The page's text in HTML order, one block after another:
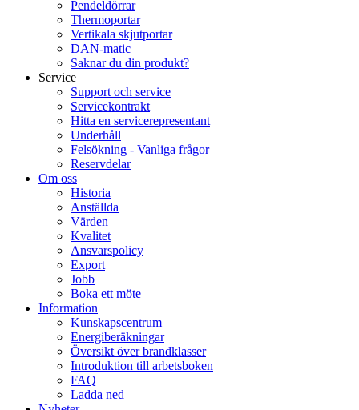
Pendeldörrar
Thermoportar
Vertikala skjutportar
DAN-matic
Saknar du din produkt?
Service
Support och service
Servicekontrakt
Hitta en servicerepresentant
Underhåll
Felsökning - Vanliga frågor
Reservdelar
Om oss
Historia
Anställda
Värden
Kvalitet
Ansvarspolicy
Export
Jobb
Boka ett möte
Information
Kunskapscentrum
Energiberäkningar
Översikt över brandklasser
Introduktion till arbetsboken
FAQ
Ladda ned